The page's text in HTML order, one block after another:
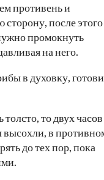
противень и
после этого
промокнуть
на него.
в духовку,
то двух часов
высохли, в
до тех пор, пока